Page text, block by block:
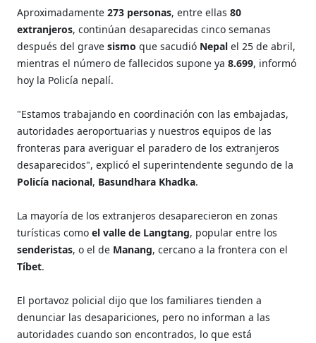
Aproximadamente273 personas, entre ellas80
extranjeros, continúan desaparecidas cinco semanas
después del grave sismo que sacudió Nepal el 25 de abril,
mientras el número de fallecidos supone ya 8.699, informó
hoy la Policía nepalí.
"Estamos trabajando en coordinación con las embajadas,
autoridades aeroportuarias y nuestros equipos de las
fronteras para averiguar el paradero de los extranjeros
desaparecidos", explicó el superintendente segundo de la
Policía nacional, Basundhara Khadka.
La mayoría de los extranjeros desaparecieron en zonas
turísticas comoel valle de Langtang, popular entre los
senderistas, o el de Manang, cercano a la frontera con el
Tíbet.
El portavoz policial dijo que los familiares tienden a
denunciar las desapariciones, pero no informan a las
autoridades cuando son encontrados, lo que está